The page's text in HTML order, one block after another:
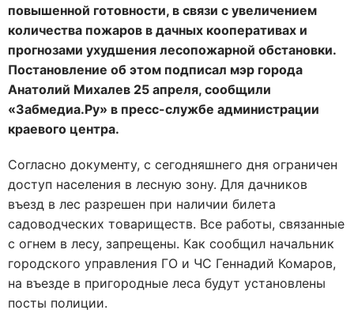
повышенной готовности, в связи с увеличением
количества пожаров в дачных кооперативах и
прогнозами ухудшения лесопожарной обстановки.
Постановление об этом подписал мэр города
Анатолий Михалев 25 апреля, сообщили
«Забмедиа.Ру» в пресс-службе администрации
краевого центра.
Согласно документу, с сегодняшнего дня ограничен
доступ населения в лесную зону. Для дачников
въезд в лес разрешен при наличии билета
садоводческих товариществ. Все работы, связанные
с огнем в лесу, запрещены. Как сообщил начальник
городского управления ГО и ЧС Геннадий Комаров,
на въезде в пригородные леса будут установлены
посты полиции.